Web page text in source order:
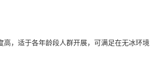
，适于各年龄段人群开展，可满足在无冰环境